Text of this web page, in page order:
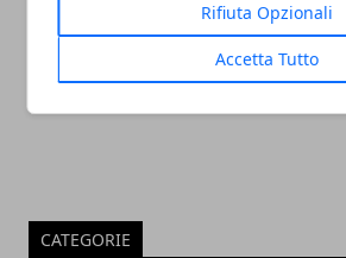
Rifiuta Opzionali
Accetta Tutto
PULITORE COORDINATORE
CATEGORIE